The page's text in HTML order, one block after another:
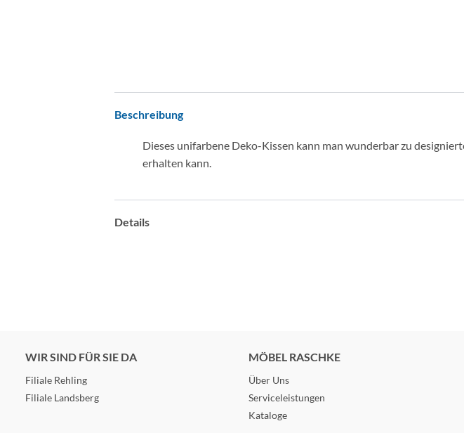
Beschreibung
Dieses unifarbene Deko-Kissen kann man wunderbar zu
erhalten kann.
Details
WIR SIND FÜR SIE DA
Filiale Rehling
Filiale Landsberg
MÖBEL RASCHKE
Über Uns
Serviceleistungen
Kataloge